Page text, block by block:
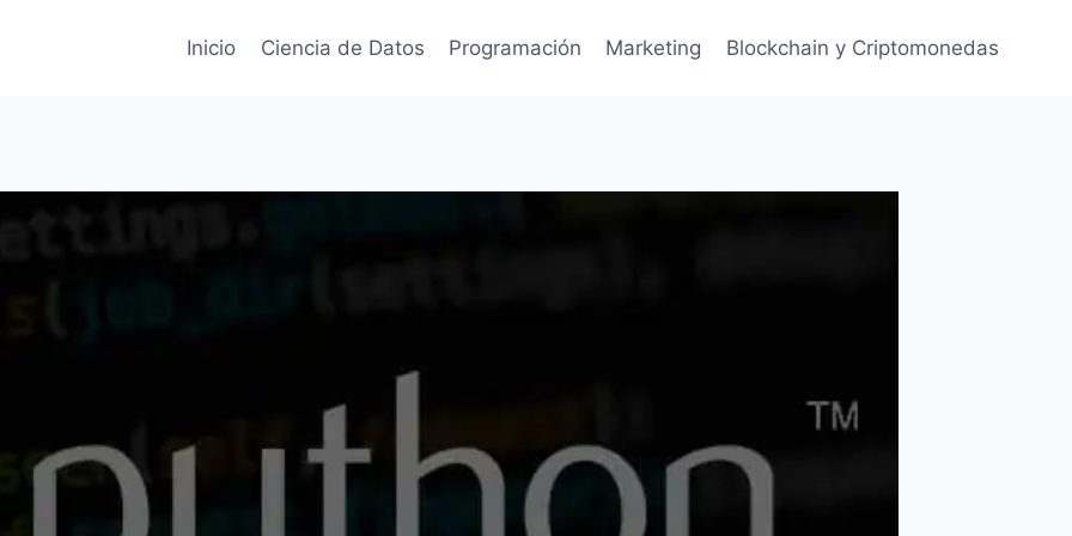
Inicio Ciencia de Datos Programación Marketing Blockchain y Criptomonedas